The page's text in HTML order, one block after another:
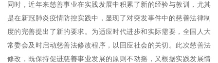
同时，近年来慈善事业在实践发展中积累了新的经验与教训，尤其
是在新冠肺炎疫情防控实践中，显现了对突发事件中的慈善法律制
度的完善提出了新的要求。为适应时代进步和实际需要，全国人大
常委会及时启动慈善法修改程序，以回应社会的关切。此次慈善法
修改，既保持促进慈善事业发展的原则不动摇，又根据实践发展情